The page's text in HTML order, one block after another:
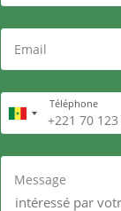
Email
Téléphone
Message